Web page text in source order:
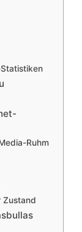
Ruhm
Zustand